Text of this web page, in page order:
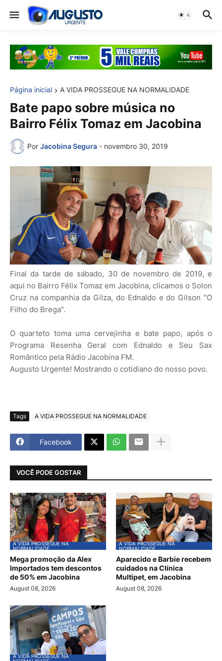
Página inicial A VIDA PROSSEGUE NA NORMALIDADE
Bate papo sobre música no
Bairro Félix Tomaz em Jacobina
Por Jacobina Segura - novembro 30, 2019
Final da tarde de sábado, 30 de novembro de 2019, e
aqui no Bairro Félix Tomaz em Jacobina, clicamos o Solon
Cruz na companhia da Gilza, do Ednaldo e do Gilson "O
Filho do Brega".
O quarteto toma uma cervejinha e bate papo, após o
Programa Resenha Geral com Ednaldo e Seu Sax
Romântico pela Rádio Jacobina FM.
Augusto Urgente! Mostrando o cotidiano do nosso povo.
Tags A VIDA PROSSEGUE NA NORMALIDADE
Facebook
VOCÊ PODE GOSTAR
A VIDA PROSSEGUE NA
NORMALIDADE
Mega promoção da Alex
Importados tem descontos
de 50% em Jacobina
August 08, 2026
A VIDA PROSSEGUE NA
NORMALIDADE
Aparecido e Barbie recebem
cuidados na Clínica
Multipet, em Jacobina
August 08, 2026
A VIDA PROSSEGUE NA